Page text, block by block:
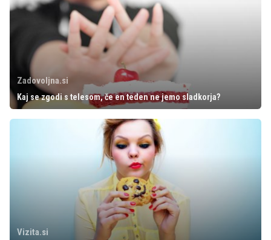
Zadovoljna.si
Kaj se zgodi s telesom, če en teden ne jemo sladkorja?
Vizita.si